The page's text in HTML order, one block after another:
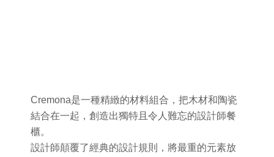
Cremona是一種精緻的材料組合，把木材和陶瓷
結合在一起，創造出獨特且令人難忘的設計師餐
櫃。
設計師顛覆了經典的設計規則，將最重的元素放